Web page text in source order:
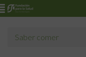
Saber comer